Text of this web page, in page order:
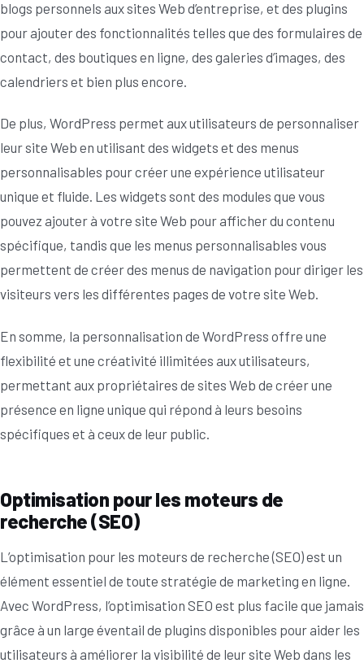
blogs personnels aux sites Web d’entreprise, et des plugins
pour ajouter des fonctionnalités telles que des formulaires de
contact, des boutiques en ligne, des galeries d’images, des
calendriers et bien plus encore.
De plus, WordPress permet aux utilisateurs de personnaliser
leur site Web en utilisant des widgets et des menus
personnalisables pour créer une expérience utilisateur
unique et fluide. Les widgets sont des modules que vous
pouvez ajouter à votre site Web pour afficher du contenu
spécifique, tandis que les menus personnalisables vous
permettent de créer des menus de navigation pour diriger les
visiteurs vers les différentes pages de votre site Web.
En somme, la personnalisation de WordPress offre une
flexibilité et une créativité illimitées aux utilisateurs,
permettant aux propriétaires de sites Web de créer une
présence en ligne unique qui répond à leurs besoins
spécifiques et à ceux de leur public.
Optimisation pour les moteurs de
recherche (SEO)
L’optimisation pour les moteurs de recherche (SEO) est un
élément essentiel de toute stratégie de marketing en ligne.
Avec WordPress, l’optimisation SEO est plus facile que jamais
grâce à un large éventail de plugins disponibles pour aider les
utilisateurs à améliorer la visibilité de leur site Web dans les